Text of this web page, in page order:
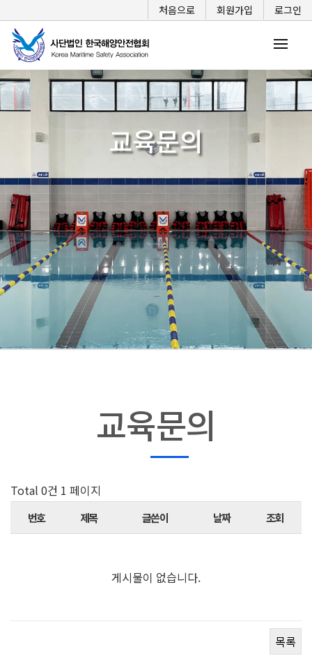
로그인
회원가입
처음으로
교육문의
교육문의
Total 0건 1 페이지
번호 제목 글쓴이 날짜 조회
게시물이 없습니다.
목록